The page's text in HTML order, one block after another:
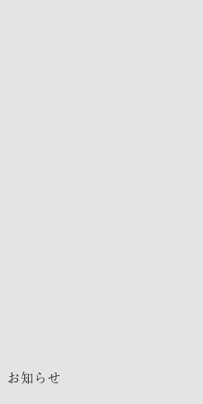
お知らせ